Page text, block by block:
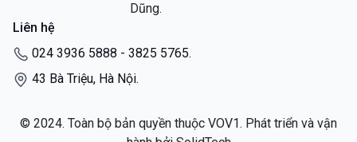
Các chương trình đặc biệt
Dũng.
Liên hệ
024 3936 5888 - 3825 5765.
43 Bà Triệu, Hà Nội.
© 2024. Toàn bộ bản quyền thuộc VOV1. Phát triển và vận